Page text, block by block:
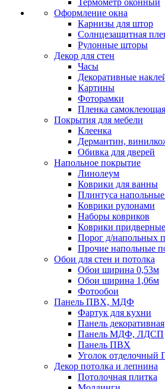
Термометр оконный
Оформление окна
Карнизы для штор
Солнцезащитная
Рулонные шторы
Декор для стен
Часы
Декоративные
Картины
Фоторамки
Пленка
Покрытия для мебели
Клеенка
Дермантин,
Обивка для дверей
Напольное покрытие
Линолеум
Коврики для ванны
Плинтуса
Коврики рулонами
Наборы ковриков
Коврики придверные
Порог д/напольных
Прочие напольные
Обои для стен и потолка
Обои ширина 0,53м
Обои ширина 1,06м
Фотообои
Панель ПВХ, МДФ
Фартук для кухни
Панель декоративная
Панель МДФ, ЛДСП
Панель ПВХ
Уголок
Декор потолка и лепнина
Потолочная плитка